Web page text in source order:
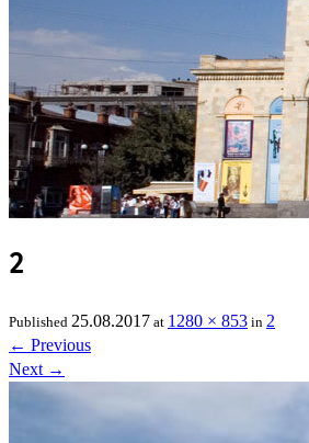
2
Published 25.08.2017 at 1280 × 853 in 2
← Previous
Next →